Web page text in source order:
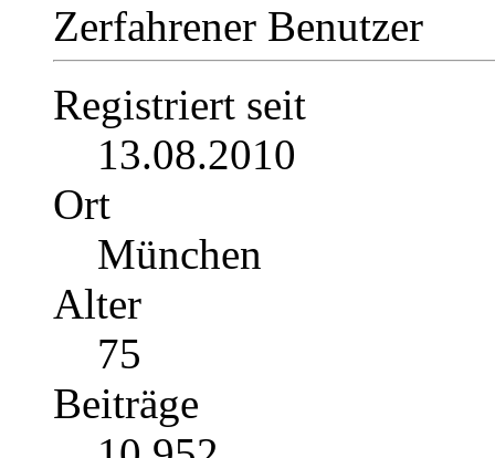
Zerfahrener Benutzer
Registriert seit
13.08.2010
Ort
München
Alter
75
Beiträge